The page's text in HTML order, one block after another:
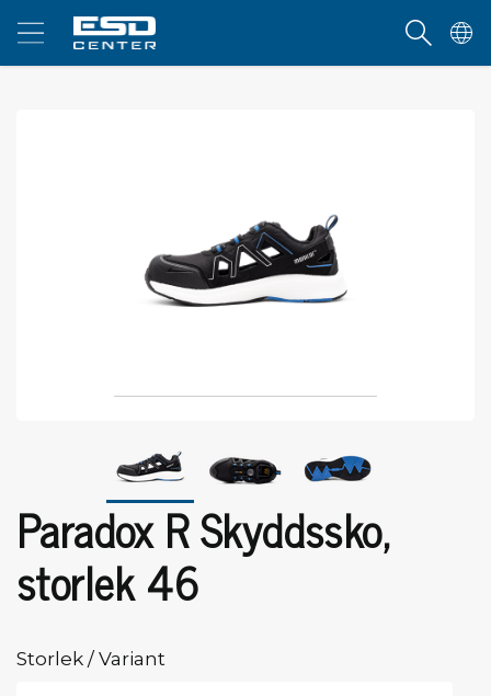
Paradox R Skyddssko,
storlek 46
Storlek / Variant